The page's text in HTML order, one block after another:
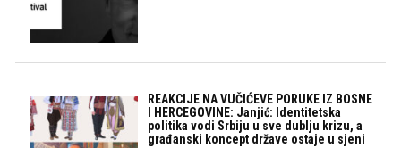
REAKCIJE NA VUČIĆEVE PORUKE IZ BOSNE
I HERCEGOVINE: Janjić: Identitetska
politika vodi Srbiju u sve dublju krizu, a
građanski koncept države ostaje u sjeni